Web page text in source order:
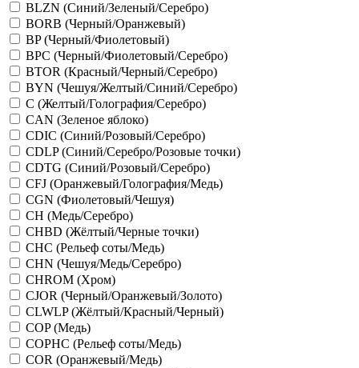
BLZN (Синий/Зеленый/Серебро)
BORB (Черный/Оранжевый)
BP (Черный/Фиолетовый)
BPC (Черный/Фиолетовый/Серебро)
BTOR (Красный/Черный/Серебро)
BYN (Чешуя/Желтый/Синий/Серебро)
C (Желтый/Голография/Серебро)
CAN (Зеленое яблоко)
CDIC (Синий/Розовый/Серебро)
CDLP (Синий/Серебро/Розовые точки)
CDTG (Синий/Розовый/Серебро)
CFJ (Оранжевый/Голография/Медь)
CGN (Фиолетовый/Чешуя)
CH (Медь/Серебро)
CHBD (Жёлтый/Черные точки)
CHC (Рельеф соты/Медь)
CHN (Чешуя/Медь/Серебро)
CHROM (Хром)
CJOR (Черный/Оранжевый/Золото)
CLWLP (Жёлтый/Красный/Черный)
COP (Медь)
COPHC (Рельеф соты/Медь)
COR (Оранжевый/Медь)